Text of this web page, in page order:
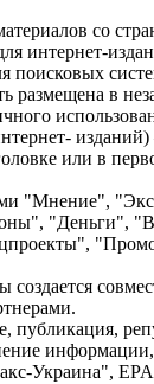
со
интернет-
поисковых
размещена в
или в
"Мнение",
"Деньги",
создается
публикация,
Украина",